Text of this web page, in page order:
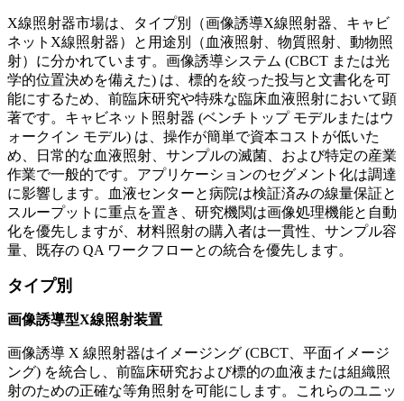
X線照射器市場は、タイプ別（画像誘導X線照射器、キャビ
ネットX線照射器）と用途別（血液照射、物質照射、動物照
射）に分かれています。画像誘導システム (CBCT または光
学的位置決めを備えた) は、標的を絞った投与と文書化を可
能にするため、前臨床研究や特殊な臨床血液照射において顕
著です。キャビネット照射器 (ベンチトップ モデルまたはウ
ォークイン モデル) は、操作が簡単で資本コストが低いた
め、日常的な血液照射、サンプルの滅菌、および特定の産業
作業で一般的です。アプリケーションのセグメント化は調達
に影響します。血液センターと病院は検証済みの線量保証と
スループットに重点を置き、研究機関は画像処理機能と自動
化を優先しますが、材料照射の購入者は一貫性、サンプル容
量、既存の QA ワークフローとの統合を優先します。
タイプ別
画像誘導型X線照射装置
画像誘導 X 線照射器はイメージング (CBCT、平面イメージ
ング) を統合し、前臨床研究および標的の血液または組織照
射のための正確な等角照射を可能にします。これらのユニッ